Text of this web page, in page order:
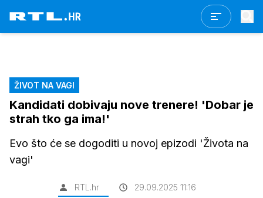
ŽIVOT NA VAGI
Kandidati dobivaju nove trenere! 'Dobar je
strah tko ga ima!'
Evo što će se dogoditi u novoj epizodi 'Života na
vagi'
RTL.hr 29.09.2025 11:16